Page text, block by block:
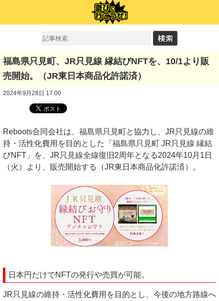
福島県只見町、JR只見線 縁結びNFTを、10/1より販
売開始。（JR東日本商品化許諾済）
2024年9月28日 17:00
Reboots合同会社は、福島県只見町と協力し、JR只見線の維
持・活性化費用を目的とした「福島県只見町 JR只見線 縁結
びNFT」を、JR只見線全線復旧2周年となる2024年10月1日
（火）より、販売開始する（JR東日本商品化許諾済）。
日本円だけでNFTの発行や売買が可能。
JR只見線の維持・活性化費用を目的とし、今後の地方路線へ